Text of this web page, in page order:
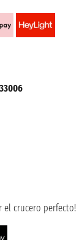
el crucero perfecto!